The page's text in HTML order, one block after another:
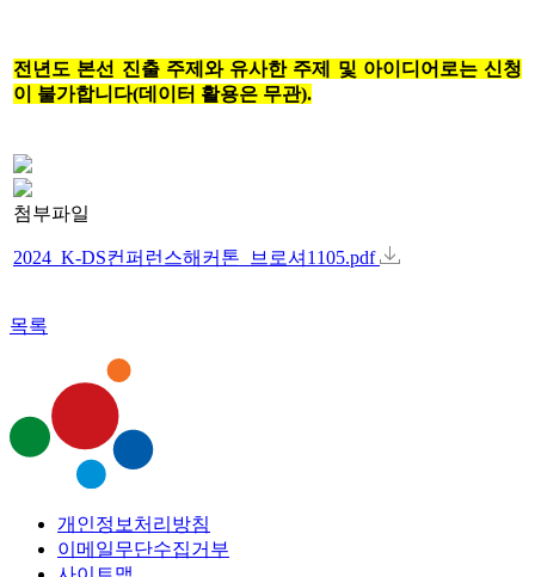
전년도 본선 진출 주제와 유사한 주제 및 아이디어로는 신청
이 불가합니다(데이터 활용은 무관).
첨부파일
2024_K-DS컨퍼런스해커톤_브로셔1105.pdf
목록
개인정보처리방침
이메일무단수집거부